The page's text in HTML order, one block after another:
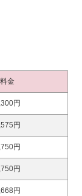
料金
円
円
円
円
円